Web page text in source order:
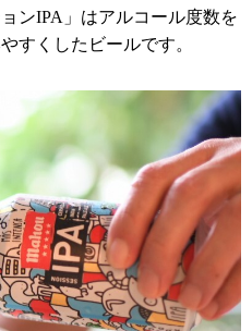
ンIPA」はアルコール度数を
すくしたビールです。